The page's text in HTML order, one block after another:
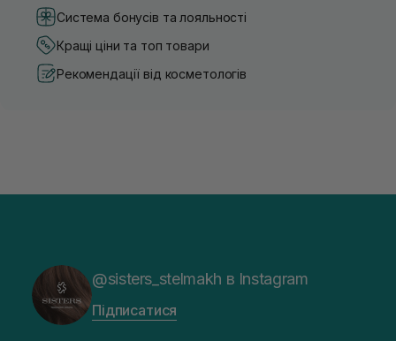
Система бонусів та лояльності
Кращі ціни та топ товари
Рекомендації від косметологів
@sisters_stelmakh в Instagram
Підписатися